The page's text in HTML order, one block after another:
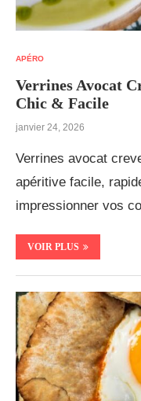
APÉRO
Verrines Avocat
Chic & Facile
janvier 24, 2026
Verrines avocat
apéritive facile,
impressionner vos
VOIR PLUS